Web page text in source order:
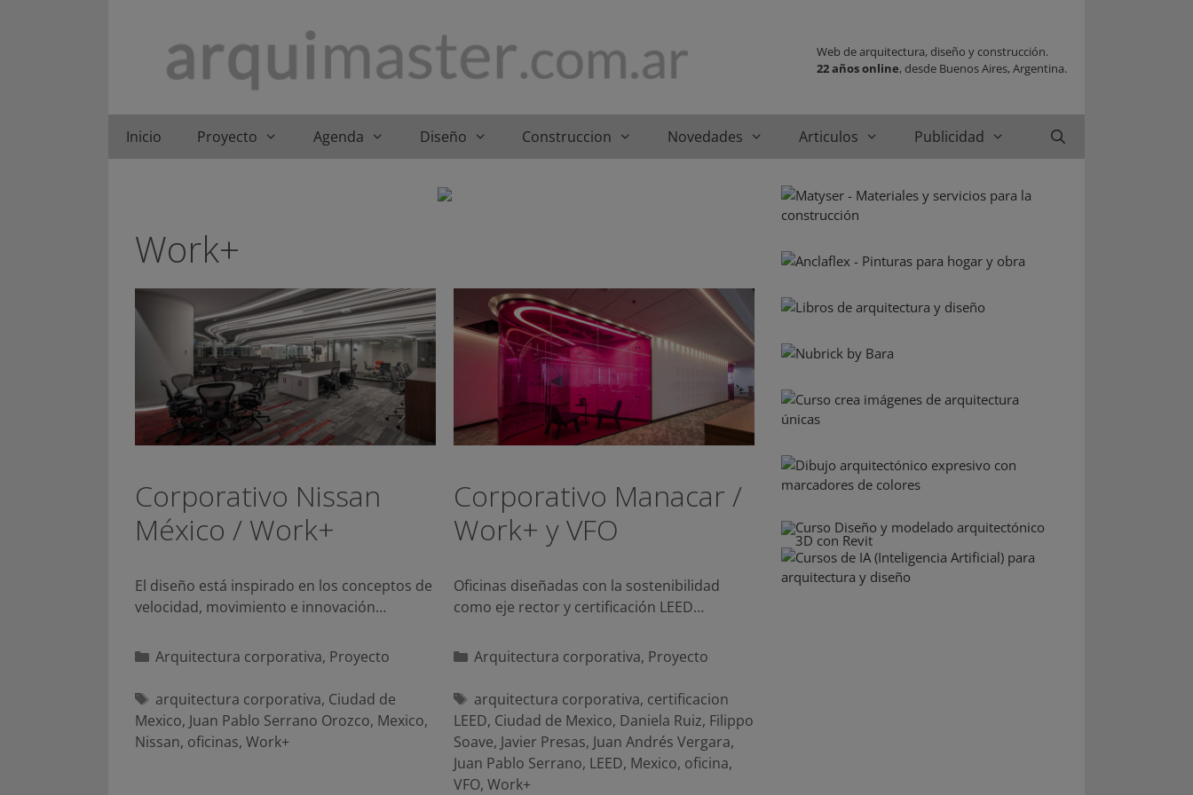
Web de arquitectura, diseño y construcción.
22 años online, desde Buenos Aires, Argentina.
Inicio Proyecto Agenda Diseño Construccion Novedades Articulos Publicidad
Work+
Corporativo Nissan
México / Work+
El diseño está inspirado en los conceptos de
velocidad, movimiento e innovación…
Categorías
Arquitectura corporativa, Proyecto
Etiquetas
arquitectura corporativa, Ciudad de
Mexico, Juan Pablo Serrano Orozco, Mexico,
Nissan, oficinas, Work+
Corporativo Manacar /
Work+ y VFO
Oficinas diseñadas con la sostenibilidad
como eje rector y certificación LEED…
Categorías
Arquitectura corporativa, Proyecto
Etiquetas
arquitectura corporativa, certificacion
LEED, Ciudad de Mexico, Daniela Ruiz, Filippo
Soave, Javier Presas, Juan Andrés Vergara,
Juan Pablo Serrano, LEED, Mexico, oficina,
VFO, Work+